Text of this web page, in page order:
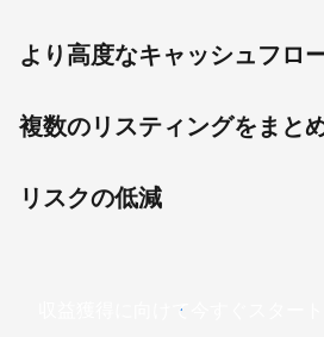
より高度なキャッシュフロ
複数のリスティングをまと
リスクの低減
収益獲得に向けて今すぐスタート